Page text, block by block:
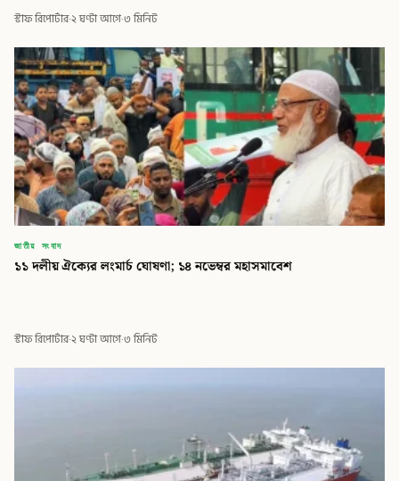
স্টাফ রিপোর্টার·২ ঘণ্টা আগে·৩ মিনিট
জাতীয় সংবাদ
১১ দলীয় ঐক্যের লংমার্চ ঘোষণা; ১৪ নভেম্বর মহাসমাবেশ
স্টাফ রিপোর্টার·২ ঘণ্টা আগে·৩ মিনিট